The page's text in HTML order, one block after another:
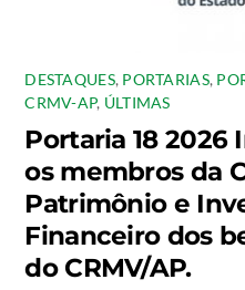
DESTAQUES, PORTARIAS,
CRMV-AP, ÚLTIMAS
Portaria 18
os membros da
Patrimônio e
Financeiro dos
do CRMV/AP.